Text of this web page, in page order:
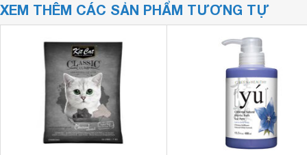
XEM THÊM CÁC SẢN PHẨM TƯƠNG TỰ